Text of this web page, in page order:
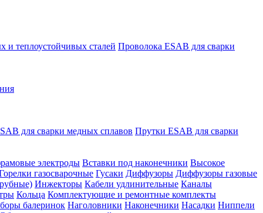
и теплоустойчивых сталей Проволока ESAB для сварки
для сварки медных сплавов Прутки ESAB для сварки
электроды Вставки под наконечники Высокое
газосварочные Гусаки Диффузоры Диффузоры газовые
Инжекторы Кабели удлинительные Каналы
Кольца Комплектующие и ремонтные комплекты
балеринок Наголовники Наконечники Насадки Ниппели